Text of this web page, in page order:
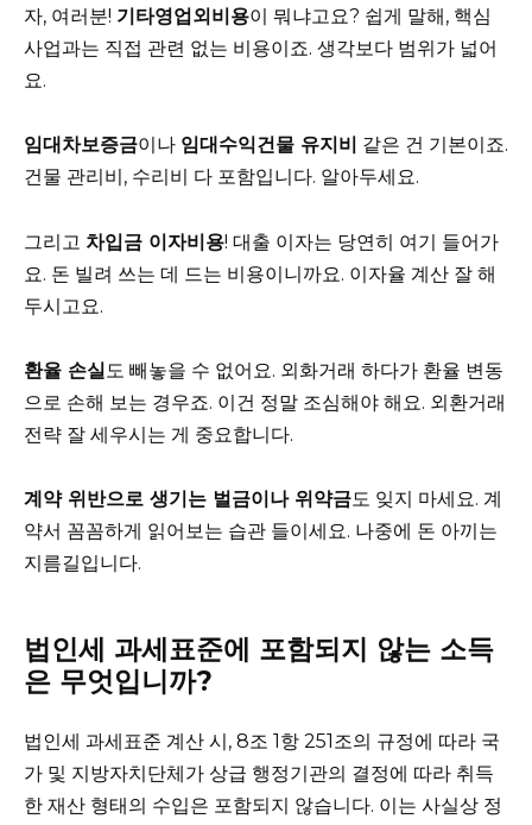
자, 여러분! 기타영업외비용이 뭐냐고요? 쉽게 말해, 핵심
사업과는 직접 관련 없는 비용이죠. 생각보다 범위가 넓어
요.
임대차보증금이나 임대수익건물 유지비 같은 건 기본이죠.
건물 관리비, 수리비 다 포함입니다. 알아두세요.
그리고 차입금 이자비용! 대출 이자는 당연히 여기 들어가
요. 돈 빌려 쓰는 데 드는 비용이니까요. 이자율 계산 잘 해
두시고요.
환율 손실도 빼놓을 수 없어요. 외화거래 하다가 환율 변동
으로 손해 보는 경우죠. 이건 정말 조심해야 해요. 외환거래
전략 잘 세우시는 게 중요합니다.
계약 위반으로 생기는 벌금이나 위약금도 잊지 마세요. 계
약서 꼼꼼하게 읽어보는 습관 들이세요. 나중에 돈 아끼는
지름길입니다.
법인세 과세표준에 포함되지 않는 소득
은 무엇입니까?
법인세 과세표준 계산 시, 8조 1항 251조의 규정에 따라 국
가 및 지방자치단체가 상급 행정기관의 결정에 따라 취득
한 재산 형태의 수입은 포함되지 않습니다. 이는 사실상 정